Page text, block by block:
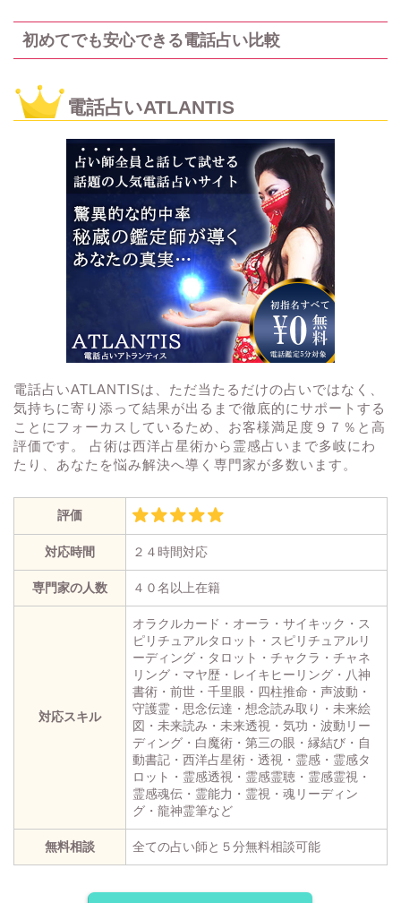
初めてでも安心できる電話占い比較
電話占いATLANTIS
電話占いATLANTISは、ただ当たるだけの占いではなく、
気持ちに寄り添って結果が出るまで徹底的にサポートする
ことにフォーカスしているため、お客様満足度９７％と高
評価です。 占術は西洋占星術から霊感占いまで多岐にわ
たり、あなたを悩み解決へ導く専門家が多数います。
評価
対応時間 ２４時間対応
専門家の人数 ４０名以上在籍
対応スキル
オラクルカード・オーラ・サイキック・ス
ピリチュアルタロット・スピリチュアルリ
ーディング・タロット・チャクラ・チャネ
リング・マヤ歴・レイキヒーリング・八神
書術・前世・千里眼・四柱推命・声波動・
守護霊・思念伝達・想念読み取り・未来絵
図・未来読み・未来透視・気功・波動リー
ディング・白魔術・第三の眼・縁結び・自
動書記・西洋占星術・透視・霊感・霊感タ
ロット・霊感透視・霊感霊聴・霊感霊視・
霊感魂伝・霊能力・霊視・魂リーディン
グ・龍神霊筆など
無料相談 全ての占い師と５分無料相談可能